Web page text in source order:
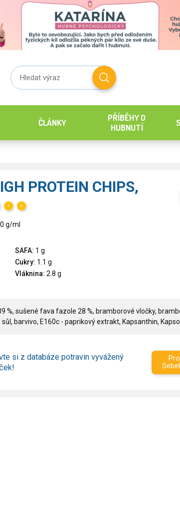
ČLÁNKY
PŘÍBĚHY O
HUBNUTÍ
PROTEIN CHIPS,
T S
g/ml
SAFA: 1 g
Cukry: 1.1 g
Vláknina: 2.8 g
%, sušené fava fazole 28 %, bramborové vločky,
barvivo, E160c - paprikový extrakt, Kapsanthin,
si z databáze potravin vyvážený